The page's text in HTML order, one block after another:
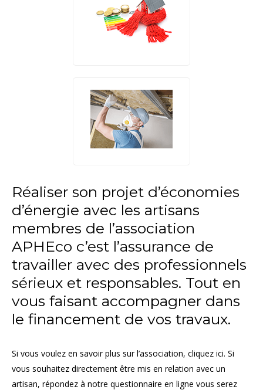
Réaliser son projet d’économies
d’énergie avec les artisans
membres de l’association
APHEco c’est l’assurance de
travailler avec des professionnels
sérieux et responsables. Tout en
vous faisant accompagner dans
le financement de vos travaux.
Si vous voulez en savoir plus sur l’association, cliquez ici. Si
vous souhaitez directement être mis en relation avec un
artisan, répondez à notre questionnaire en ligne vous serez